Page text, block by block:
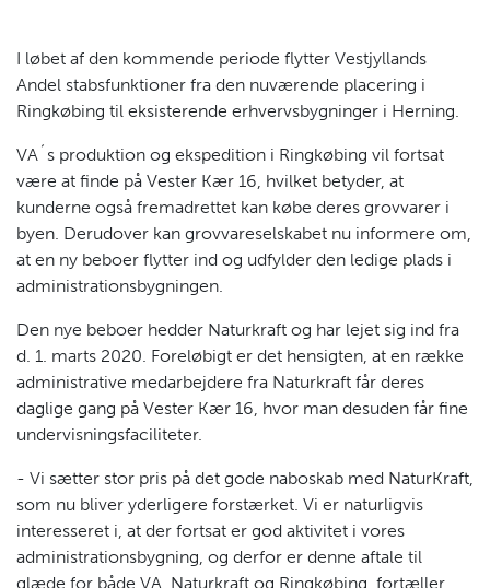
I løbet af den kommende periode flytter Vestjyllands
Andel stabsfunktioner fra den nuværende placering i
Ringkøbing til eksisterende erhvervsbygninger i Herning.
VA´s produktion og ekspedition i Ringkøbing vil fortsat
være at finde på Vester Kær 16, hvilket betyder, at
kunderne også fremadrettet kan købe deres grovvarer i
byen. Derudover kan grovvareselskabet nu informere om,
at en ny beboer flytter ind og udfylder den ledige plads i
administrationsbygningen.
Den nye beboer hedder Naturkraft og har lejet sig ind fra
d. 1. marts 2020. Foreløbigt er det hensigten, at en række
administrative medarbejdere fra Naturkraft får deres
daglige gang på Vester Kær 16, hvor man desuden får fine
undervisningsfaciliteter.
- Vi sætter stor pris på det gode naboskab med NaturKraft,
som nu bliver yderligere forstærket. Vi er naturligvis
interesseret i, at der fortsat er god aktivitet i vores
administrationsbygning, og derfor er denne aftale til
glæde for både VA, Naturkraft og Ringkøbing, fortæller